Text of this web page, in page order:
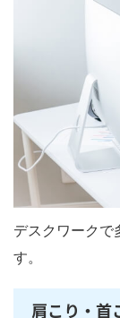
デスクワークで
す。
肩こり・首